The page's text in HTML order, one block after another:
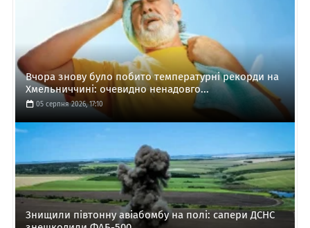
Вчора знову було побито температурні рекорди на
Хмельниччині: очевидно ненадовго...
05 серпня 2026, 17:10
Знищили півтонну авіабомбу на полі: сапери ДСНС